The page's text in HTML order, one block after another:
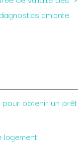
amiante
obtenir un prêt